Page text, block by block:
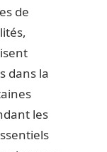
de
dans la
les